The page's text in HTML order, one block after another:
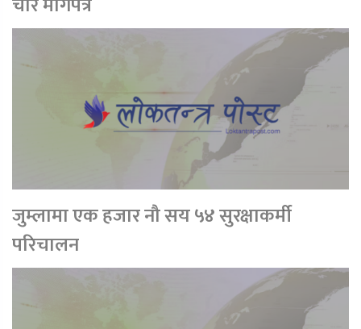
जुम्लामा एक हजार नौ सय ५४ सुरक्षाकर्मी
परिचालन